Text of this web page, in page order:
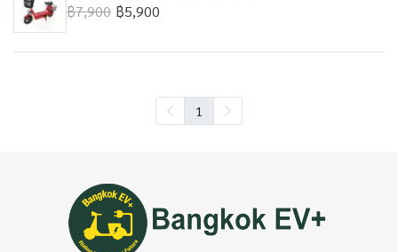
฿7,900 ฿5,900
1